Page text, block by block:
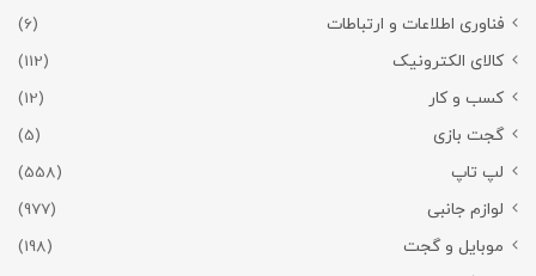
فناوری اطلاعات و ارتباطات
(6)
کالای الکترونیک
(112)
کسب و کار
(12)
گجت بازی
(5)
لپ تاپ
(558)
لوازم جانبی
(977)
موبایل و گجت
(198)